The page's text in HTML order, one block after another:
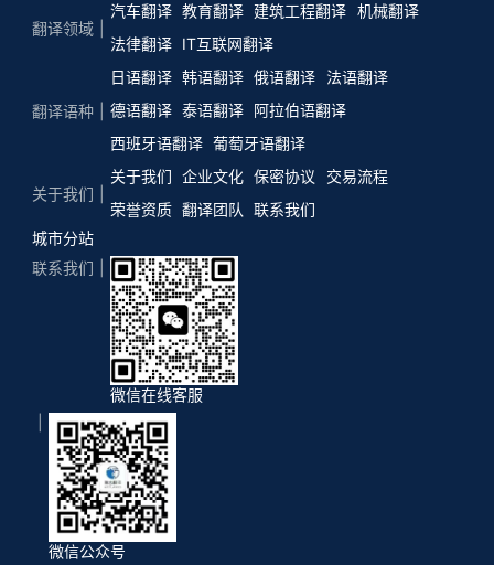
翻译领域
汽车翻译 教育翻译 建筑工程翻译 机械翻译
法律翻译
IT互联网翻译
翻译语种
日语翻译 韩语翻译 俄语翻译
法语翻译
德语翻译 泰语翻译 阿拉伯语翻译
西班牙语翻译 葡萄牙语翻译
关于我们
关于我们 企业文化 保密协议
交易流程
荣誉资质 翻译团队
联系我们
城市分站
联系我们
微信在线客服
微信公众号